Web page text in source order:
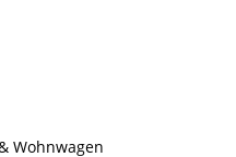
Wohnwagen